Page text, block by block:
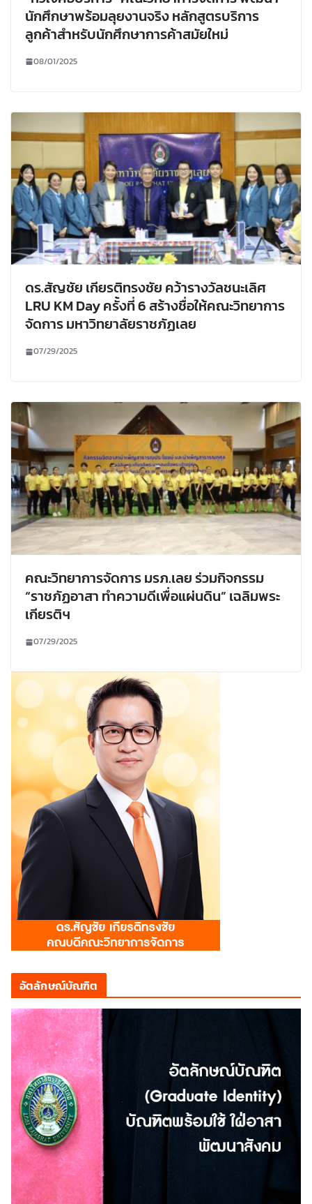
นักศึกษาพร้อมลุยงานจริง หลักสูตรบริการ
ลูกค้าสำหรับนักศึกษาการค้าสมัยใหม่
08/01/2025
ดร.สัญชัย เกียรติทรงชัย คว้ารางวัลชนะเลิศ
LRU KM Day ครั้งที่ 6 สร้างชื่อให้คณะวิทยาการ
จัดการ มหาวิทยาลัยราชภัฏเลย
07/29/2025
คณะวิทยาการจัดการ มรภ.เลย ร่วมกิจกรรม
“ราชภัฏอาสา ทำความดีเพื่อแผ่นดิน” เฉลิมพระ
เกียรติฯ
07/29/2025
อัตลักษณ์บัณฑิต